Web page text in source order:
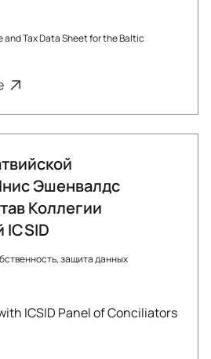
Tax Data Sheet for the Baltic
Эшенвалдс
Коллегии
ICSID
защита данных